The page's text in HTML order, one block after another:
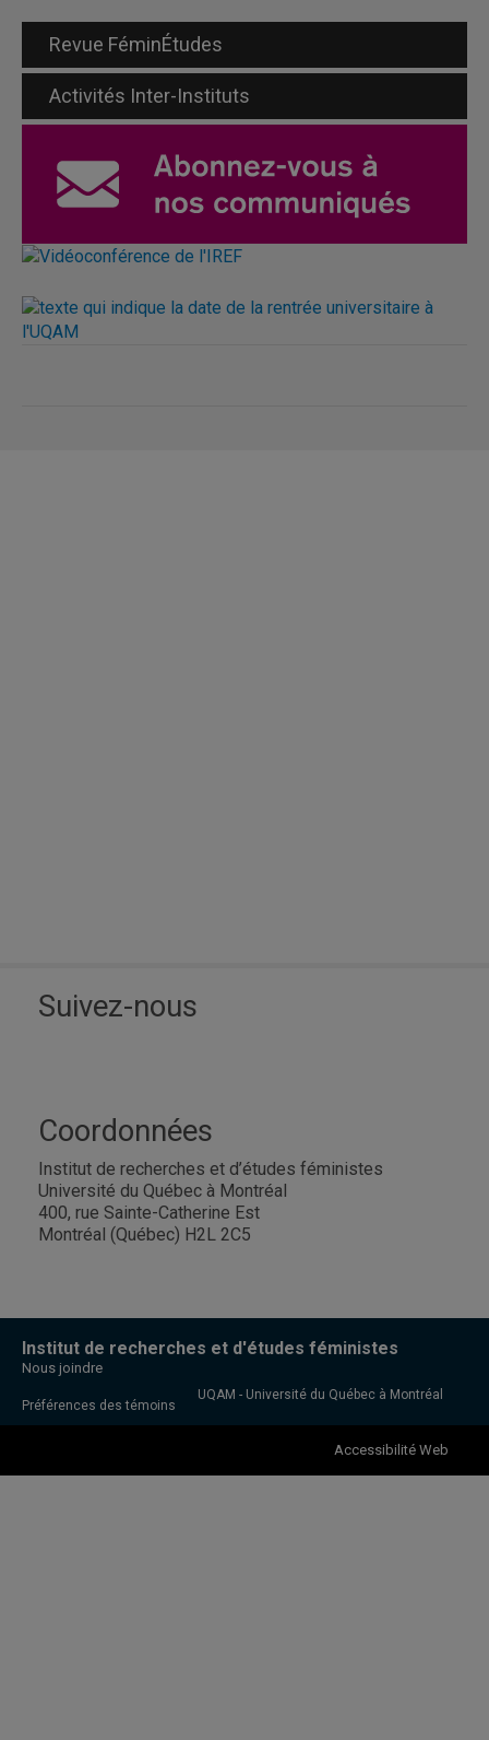
Revue FéminÉtudes
Activités Inter-Instituts
Suivez-nous
Coordonnées
Institut de recherches et d’études féministes
Université du Québec à Montréal
400, rue Sainte-Catherine Est
Montréal (Québec) H2L 2C5
Institut de recherches et d'études féministes
Nous joindre
Préférences des témoins
UQAM - Université du Québec à Montréal
Accessibilité Web